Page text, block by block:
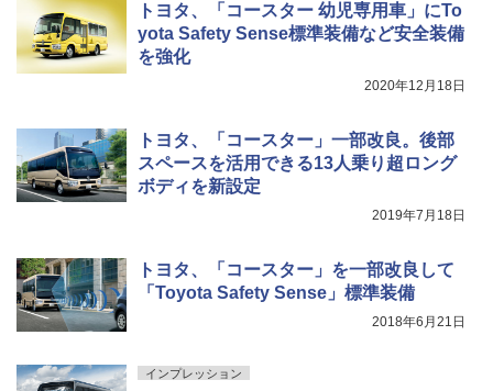
トヨタ、「コースター 幼児専用車」にTo
yota Safety Sense標準装備など安全装備
を強化
2020年12月18日
トヨタ、「コースター」一部改良。後部
スペースを活用できる13人乗り超ロング
ボディを新設定
2019年7月18日
トヨタ、「コースター」を一部改良して
「Toyota Safety Sense」標準装備
2018年6月21日
インプレッション